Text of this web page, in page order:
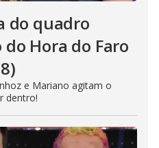
do quadro
Hora do Faro
e Mariano agitam o
dentro!